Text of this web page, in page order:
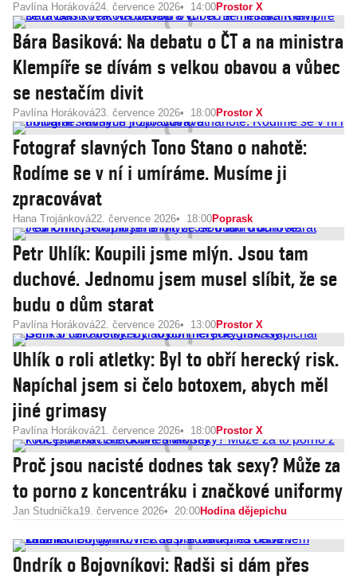
Pavlína Horáková24. července 2026 14:00Prostor X
Bára Basiková: Na debatu o ČT a na ministra
Klempíře se dívám s velkou obavou a vůbec
se nestačím divit
Pavlína Horáková23. července 2026 18:00Prostor X
Fotograf slavných Tono Stano o nahotě:
Rodíme se v ní i umíráme. Musíme ji
zpracovávat
Hana Trojánková22. července 2026 18:00Poprask
Petr Uhlík: Koupili jsme mlýn. Jsou tam
duchové. Jednomu jsem musel slíbit, že se
budu o dům starat
Pavlína Horáková22. července 2026 13:00Prostor X
Uhlík o roli atletky: Byl to obří herecký risk.
Napíchal jsem si čelo botoxem, abych měl
jiné grimasy
Pavlína Horáková21. července 2026 18:00Prostor X
Proč jsou nacisté dodnes tak sexy? Může za
to porno z koncentráku i značkové uniformy
Jan Studnička19. července 2026 20:00Hodina dějepichu
Ondrík o Bojovníkovi: Radši si dám přes